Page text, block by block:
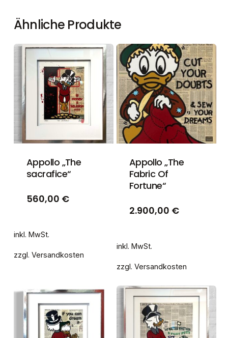
Ähnliche Produkte
Appollo „The
sacrafice“
560,00 €
inkl. MwSt.
zzgl. Versandkosten
Appollo „The
Fabric Of
Fortune“
2.900,00 €
inkl. MwSt.
zzgl. Versandkosten